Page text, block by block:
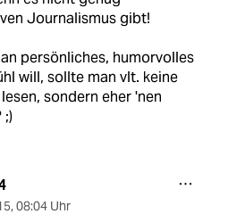
Journalismus gibt!
persönliches, humorvolles
will, sollte man vlt. keine
sondern eher 'nen
;)
, 08:04 Uhr